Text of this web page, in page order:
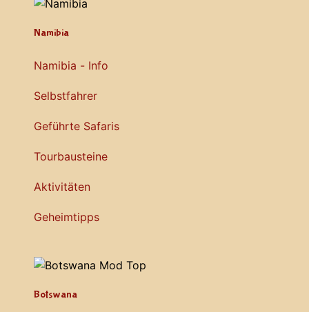
Namibia
Namibia - Info
Selbstfahrer
Geführte Safaris
Tourbausteine
Aktivitäten
Geheimtipps
Botswana